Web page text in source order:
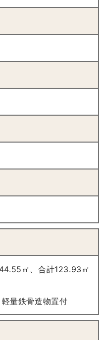
㎡、合計123.93㎡
量鉄骨造物置付